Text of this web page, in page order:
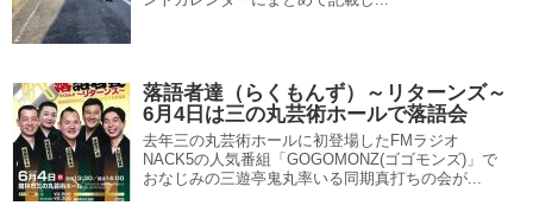
落語者達（らくもんず）～リターンズ～
6月4日は三の丸芸術ホールで落語会
去年三の丸芸術ホールに初登場したFMラジオ
NACK5の人気番組「GOGOMONZ(ゴゴモンズ)」で
おなじみの三遊亭鬼丸率いる同期真打ちの会が...